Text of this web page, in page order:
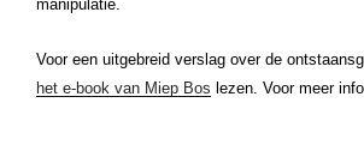
manipulatie.
Voor een uitgebreid verslag over de
het e-book van Miep Bos lezen. Voor meer